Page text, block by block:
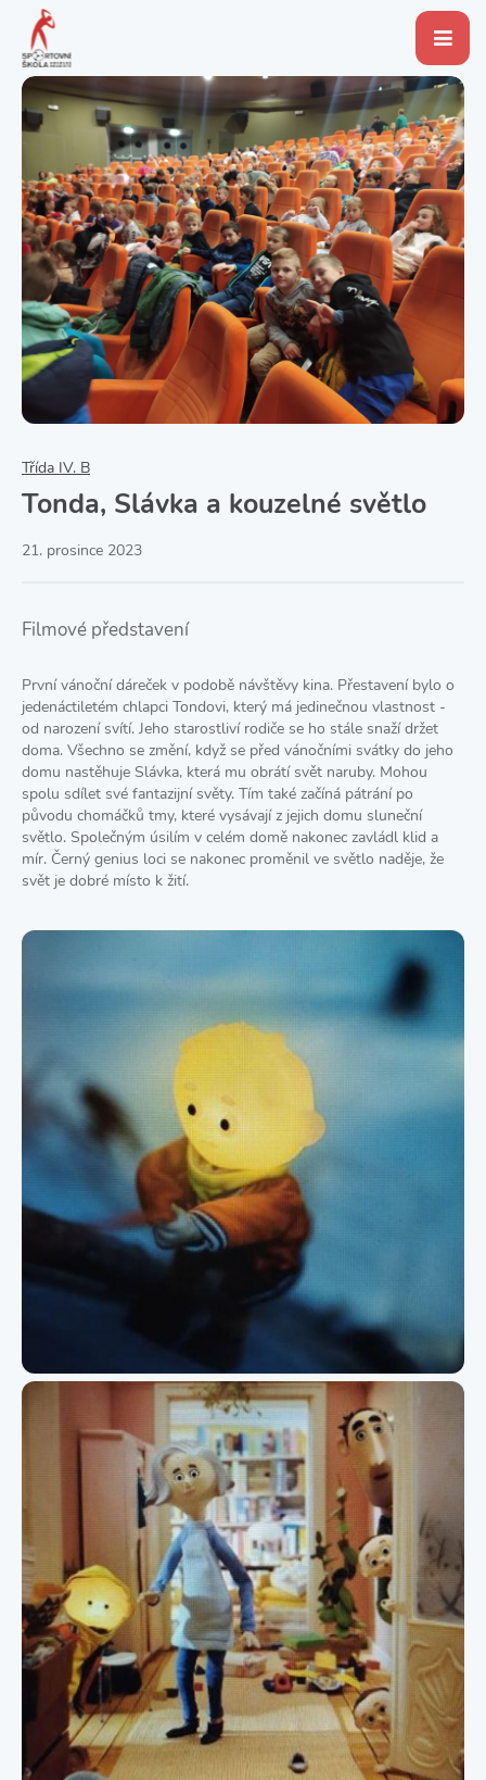
Třída IV. B
Tonda, Slávka a kouzelné světlo
21. prosince 2023
Filmové představení
První vánoční dáreček v podobě návštěvy kina. Přestavení bylo o
jedenáctiletém chlapci Tondovi, který má jedinečnou vlastnost -
od narození svítí. Jeho starostliví rodiče se ho stále snaží držet
doma. Všechno se změní, když se před vánočními svátky do jeho
domu nastěhuje Slávka, která mu obrátí svět naruby. Mohou
spolu sdílet své fantazijní světy. Tím také začíná pátrání po
původu chomáčků tmy, které vysávají z jejich domu sluneční
světlo. Společným úsilím v celém domě nakonec zavládl klid a
mír. Černý genius loci se nakonec proměnil ve světlo naděje, že
svět je dobré místo k žití.